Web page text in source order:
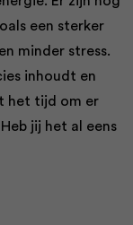
een sterker
minder stress.
inhoudt en
het tijd om er
jij het al eens